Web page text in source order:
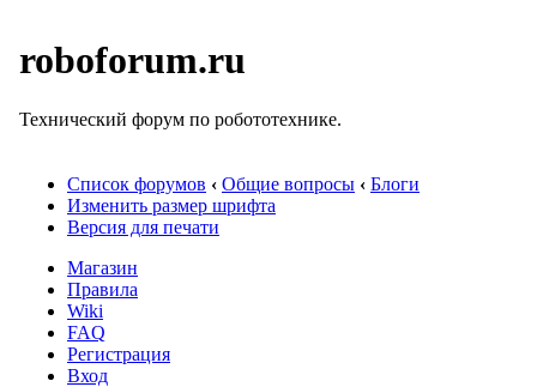
roboforum.ru
Технический форум по робототехнике.
Список форумов ‹ Общие вопросы ‹ Блоги
Изменить размер шрифта
Версия для печати
Магазин
Правила
Wiki
FAQ
Регистрация
Вход